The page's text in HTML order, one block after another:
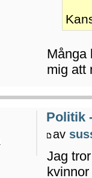
Många
mig att
Politik
av
Jag